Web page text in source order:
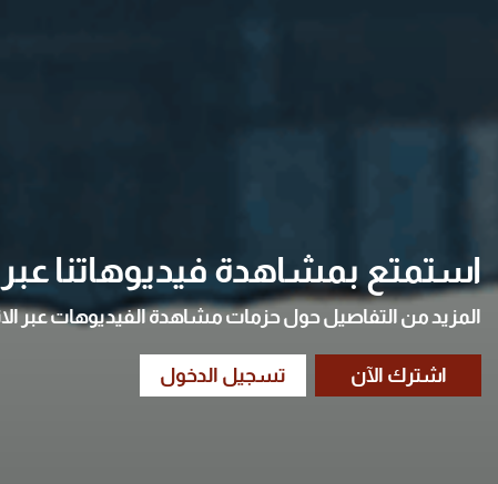
استمتع بمشاهدة فيديوهاتنا عبر
المزيد من التفاصيل حول حزمات مشاهدة الفيديوهات عبر